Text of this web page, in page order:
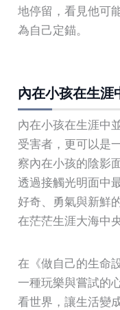
地停留，看見他可
為自己定錨。
內在小孩在生涯
內在小孩在生涯中
受害者，更可以是
察內在小孩的陰影
透過接觸光明面中
好奇、勇氣與新鮮
在茫茫生涯大海中
在《做自己的生命
一種玩樂與嘗試的
看世界，讓生活變